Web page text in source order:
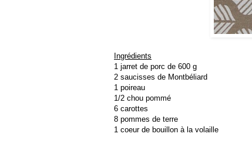
Ingrédients
1 jarret de porc de 600 g
2 saucisses de Montbéliard
1 poireau
1/2 chou pommé
6 carottes
8 pommes de terre
1 coeur de bouillon à la volaille